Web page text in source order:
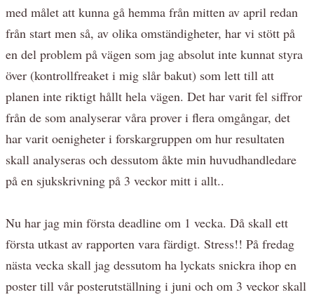
med målet att kunna gå hemma från mitten av april redan
från start men så, av olika omständigheter, har vi stött på
en del problem på vägen som jag absolut inte kunnat styra
över (kontrollfreaket i mig slår bakut) som lett till att
planen inte riktigt hållt hela vägen. Det har varit fel siffror
från de som analyserar våra prover i flera omgångar, det
har varit oenigheter i forskargruppen om hur resultaten
skall analyseras och dessutom åkte min huvudhandledare
på en sjukskrivning på 3 veckor mitt i allt..
Nu har jag min första deadline om 1 vecka. Då skall ett
första utkast av rapporten vara färdigt. Stress!! På fredag
nästa vecka skall jag dessutom ha lyckats snickra ihop en
poster till vår posterutställning i juni och om 3 veckor skall